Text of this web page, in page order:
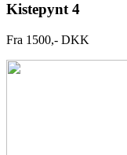
Kistepynt 4
Fra 1500,- DKK